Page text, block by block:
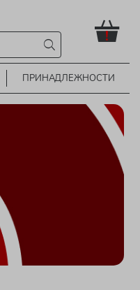
!
ПРИНАДЛЕЖНОСТИ